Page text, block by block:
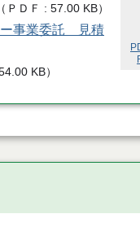
（ ＰＤＦ 57.00 KB）
ー事業委託 見積
KB）